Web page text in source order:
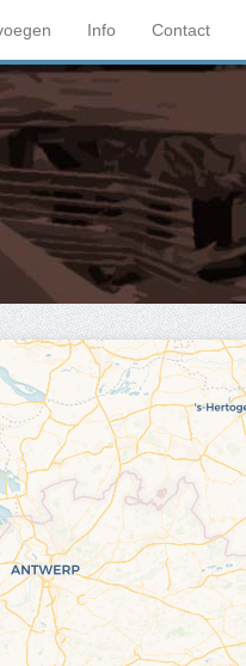
Info Contact